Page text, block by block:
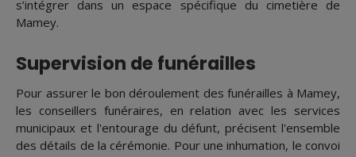
s’intégrer dans un espace spécifique du cimetière de
Mamey.
Supervision de funérailles
Pour assurer le bon déroulement des funérailles à Mamey,
les conseillers funéraires, en relation avec les services
municipaux et l'entourage du défunt, précisent l'ensemble
des détails de la cérémonie. Pour une inhumation, le convoi